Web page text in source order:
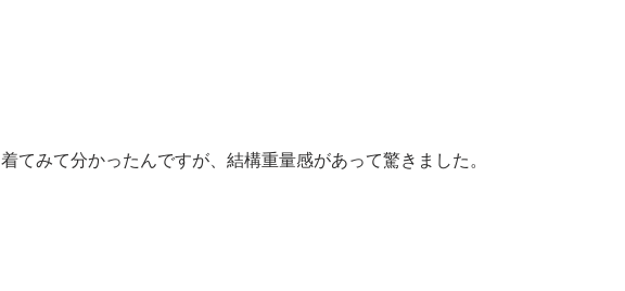
着てみて分かったんですが、結構重量感があって驚きました。